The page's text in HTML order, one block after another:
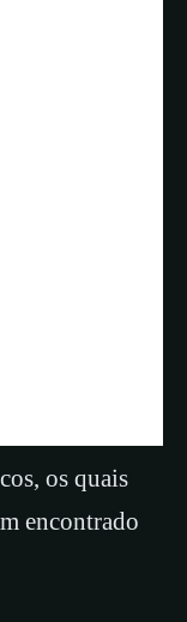
no
por
Em
que havia
os quais
encontrado